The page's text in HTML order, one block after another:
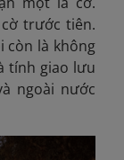
trước tiên.
còn là không
tính giao lưu
ngoài nước